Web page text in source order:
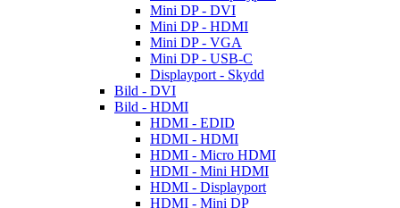
Mini DP - DVI
Mini DP - HDMI
Mini DP - VGA
Mini DP - USB-C
Displayport - Skydd
Bild - DVI
Bild - HDMI
HDMI - EDID
HDMI - HDMI
HDMI - Micro HDMI
HDMI - Mini HDMI
HDMI - Displayport
HDMI - Mini DP